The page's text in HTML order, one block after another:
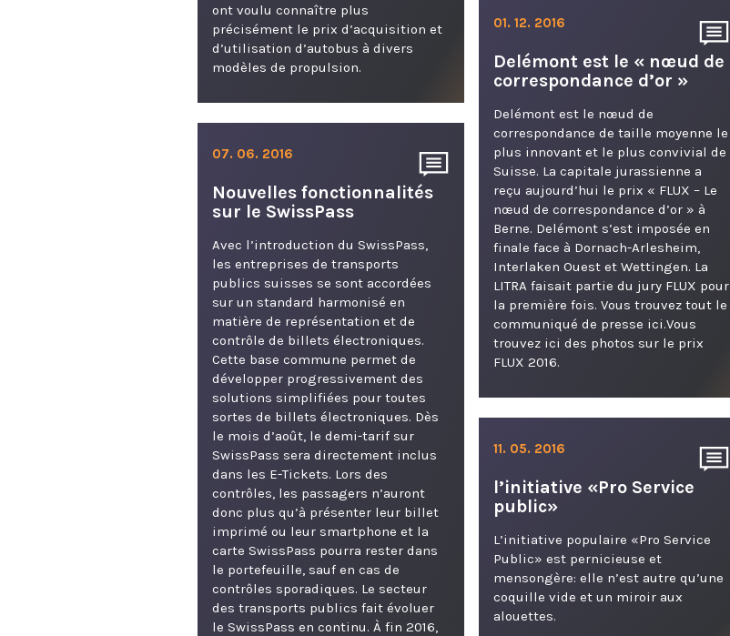
ont voulu connaître plus
précisément le prix d’acquisition et
d’utilisation d’autobus à divers
modèles de propulsion.
01. 12. 2016
Delémont est le « nœud de
correspondance d’or »
Delémont est le nœud de
correspondance de taille moyenne le
plus innovant et le plus convivial de
Suisse. La capitale jurassienne a
reçu aujourd’hui le prix « FLUX – Le
nœud de correspondance d’or » à
Berne. Delémont s’est imposée en
finale face à Dornach-Arlesheim,
Interlaken Ouest et Wettingen. La
LITRA faisait partie du jury FLUX pour
la première fois. Vous trouvez tout le
communiqué de presse ici. ​​Vous
trouvez ici des photos sur le prix
FLUX 2016.
07. 06. 2016
Nouvelles fonctionnalités
sur le SwissPass
Avec l’introduction du SwissPass,
les entreprises de transports
publics suisses se sont accordées
sur un standard harmonisé en
matière de représentation et de
contrôle de billets électroniques.
Cette base commune permet de
développer progressivement des
solutions simplifiées pour toutes
sortes de billets électroniques. Dès
le mois d’août, le demi-tarif sur
SwissPass sera directement inclus
dans les E-Tickets. Lors des
contrôles, les passagers n’auront
donc plus qu’à présenter leur billet
imprimé ou leur smartphone et la
carte SwissPass pourra rester dans
le portefeuille, sauf en cas de
contrôles sporadiques. Le secteur
des transports publics fait évoluer
le SwissPass en continu. À fin 2016,
11. 05. 2016
l’initiative «Pro Service
public»
L’initiative populaire «Pro Service
Public» est pernicieuse et
mensongère: elle n’est autre qu’une
coquille vide et un miroir aux
alouettes.